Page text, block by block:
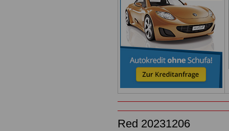
Red 20231206